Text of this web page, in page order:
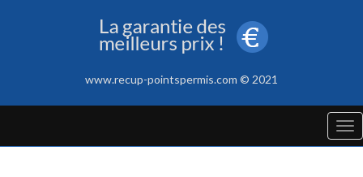
www.recup-pointspermis.com © 2021